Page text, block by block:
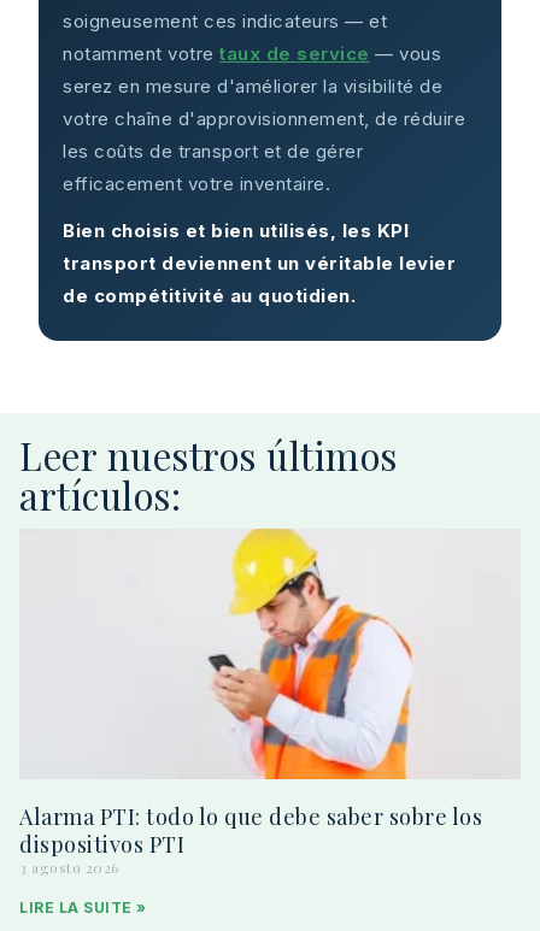
soigneusement ces indicateurs — et
notamment votre taux de service — vous
serez en mesure d'améliorer la visibilité de
votre chaîne d'approvisionnement, de réduire
les coûts de transport et de gérer
efficacement votre inventaire.
Bien choisis et bien utilisés, les KPI
transport deviennent un véritable levier
de compétitivité au quotidien.
Leer nuestros últimos
artículos:
Alarma PTI: todo lo que debe saber sobre los
dispositivos PTI
3 agosto 2026
LIRE LA SUITE »